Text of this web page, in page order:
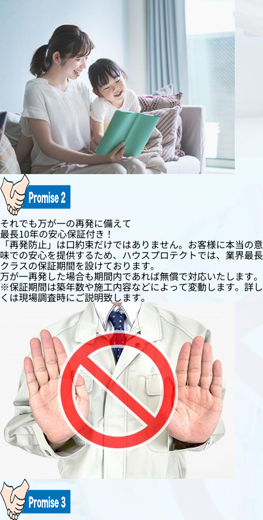
それでも万が一の再発に備えて
最長10年の安心保証付き！
「再発防止」は口約束だけではありません。お客様に本当の意
味での安心を提供するため、ハウスプロテクトでは、業界最長
クラスの保証期間を設けております。
万が一再発した場合も期間内であれば無償で対応いたします。
※保証期間は築年数や施工内容などによって変動します。詳し
くは現場調査時にご説明致します。